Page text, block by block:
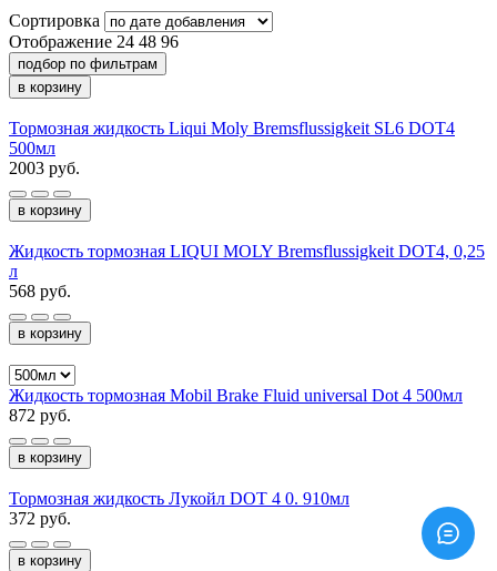
Сортировка
Отображение 24 48 96
подбор по фильтрам
в корзину
Тормозная жидкость Liqui Moly Bremsflussigkeit SL6 DOT4
500мл
2003 руб.
в корзину
Жидкость тормозная LIQUI MOLY Bremsflussigkeit DOT4, 0,25
л
568 руб.
в корзину
Жидкость тормозная Mobil Brake Fluid universal Dot 4 500мл
872 руб.
в корзину
Тормозная жидкость Лукойл DOT 4 0. 910мл
372 руб.
в корзину